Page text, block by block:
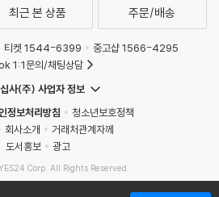
최근 본 상품 주문/배송
티켓 1544-6399
중고샵 1566-4295
1:1문의/채팅상담
사(주) 사업자 정보
정보처리방침
청소년보호정책
회사소개
거래처관계자께
도서홍보
광고
Corp. All Rights Reserved.